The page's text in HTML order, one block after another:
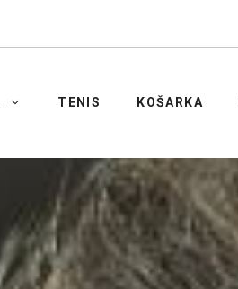
TENIS KOŠARKA